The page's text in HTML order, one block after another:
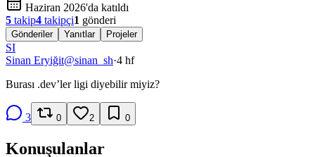
Haziran 2026'da katıldı
5 takip4 takipçi1 gönderi
Gönderiler Yanıtlar Projeler
SI
Sinan Eryiğit@sinan_sh·4 hf
Burası .dev’ler ligi diyebilir miyiz?
3 0 2 0
Konuşulanlar